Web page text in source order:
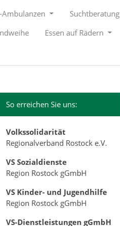
Suchtberatung
Essen auf Rädern
So erreichen Sie uns:
Volkssolidarität
Regionalverband Rostock e.V.
VS Sozialdienste
Region Rostock gGmbH
VS Kinder- und Jugendhilfe
Region Rostock gGmbH
VS-Dienstleistungen gGmbH